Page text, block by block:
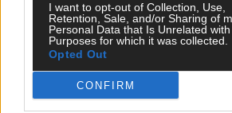
I want to opt-out of Collection, Use,
Retention, Sale, and/or Sharing of
Personal Data that Is Unrelated
Purposes for which it was collected.
Opted Out
CONFIRM
KOMMENTAR
ESC-Finale morgen: Finnland Favorit,
aufgestiegen – alle 25 Acts im
Mai 2026